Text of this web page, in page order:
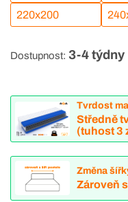
220x200
Dostupnost: 3-4 týdny
Tvrdost
Středně
(tuhost 3
Změna
Zároveň